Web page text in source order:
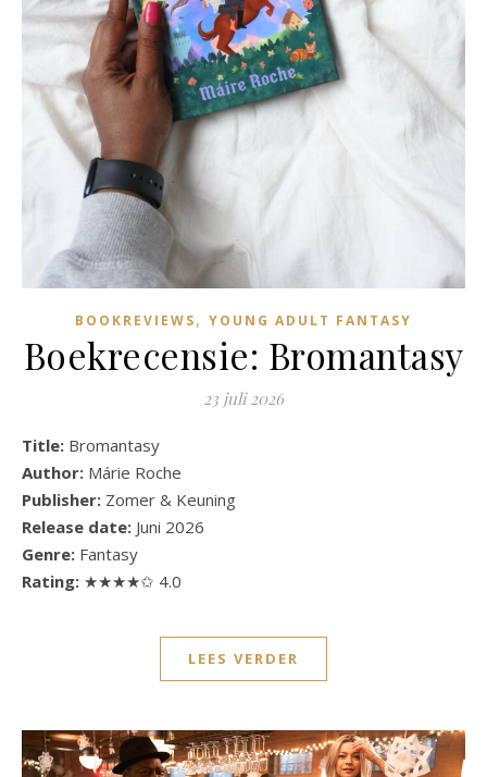
BOOKREVIEWS, YOUNG ADULT FANTASY
Boekrecensie: Bromantasy
23 juli 2026
Title: Bromantasy
Author: Márie Roche
Publisher: Zomer & Keuning
Release date: Juni 2026
Genre: Fantasy
Rating: ★★★★✩ 4.0
LEES VERDER